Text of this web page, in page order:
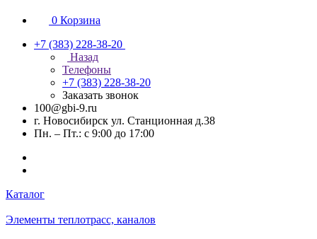
0 Корзина
+7 (383) 228-38-20
Назад
Телефоны
+7 (383) 228-38-20
Заказать звонок
100@gbi-9.ru
г. Новосибирск ул. Станционная д.38
Пн. – Пт.: с 9:00 до 17:00
Каталог
Элементы теплотрасс, каналов